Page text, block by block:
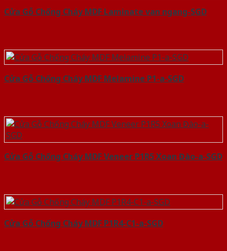
Cửa Gỗ Chống Cháy MDF Laminate van ngang-SGD
Cửa Gỗ Chống Cháy MDF Melamine P1-a-SGD
Cửa Gỗ Chống Cháy MDF Veneer P1R5 Xoan Đào-a-SGD
Cửa Gỗ Chống Cháy MDF P1R4-C1-a-SGD